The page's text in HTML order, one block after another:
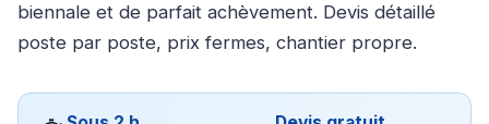
biennale et de parfait achèvement. Devis détaillé
poste par poste, prix fermes, chantier propre.